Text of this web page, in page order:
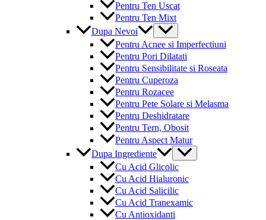
Pentru Ten Uscat
Pentru Ten Mixt
Dupa Nevoi
Menu
Toggle
Pentru Acnee si Imperfectiuni
Pentru Pori Dilatati
Pentru Sensibilitate si Roseata
Pentru Cuperoza
Pentru Rozacee
Pentru Pete Solare si Melasma
Pentru Deshidratare
Pentru Tern, Obosit
Pentru Aspect Matur
Dupa Ingrediente
Menu
Toggle
Cu Acid Glicolic
Cu Acid Hialuronic
Cu Acid Salicilic
Cu Acid Tranexamic
Cu Antioxidanti